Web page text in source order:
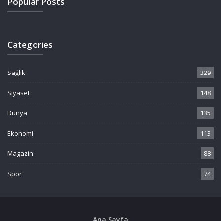
Categories
Sağlık 329
Siyaset 148
Dünya 135
Ekonomi 113
Magazin 88
Spor 74
Ana Sayfa